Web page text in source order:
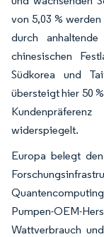
von 5,03 %
durch
chinesischen
Südkorea und
übersteigt hier 50
widerspiegelt.
Europa belegt
Pumpen-
Wattverbrauch